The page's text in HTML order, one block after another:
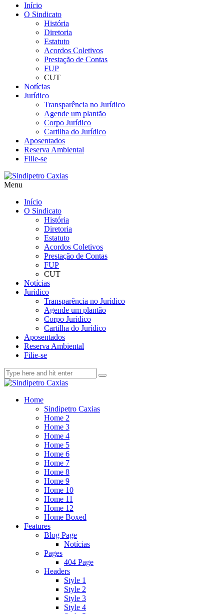
Início
O Sindicato
História
Diretoria
Estatuto
Acordos Coletivos
Prestação de Contas
FUP
CUT
Notícias
Jurídico
Transparência no Jurídico
Agende um plantão
Corpo Jurídico
Cartilha do Jurídico
Aposentados
Reserva Ambiental
Filie-se
Menu
Início
O Sindicato
História
Diretoria
Estatuto
Acordos Coletivos
Prestação de Contas
FUP
CUT
Notícias
Jurídico
Transparência no Jurídico
Agende um plantão
Corpo Jurídico
Cartilha do Jurídico
Aposentados
Reserva Ambiental
Filie-se
Home
Sindipetro Caxias
Home 2
Home 3
Home 4
Home 5
Home 6
Home 7
Home 8
Home 9
Home 10
Home 11
Home 12
Home Boxed
Features
Blog Page
Notícias
Pages
404 Page
Headers
Style 1
Style 2
Style 3
Style 4